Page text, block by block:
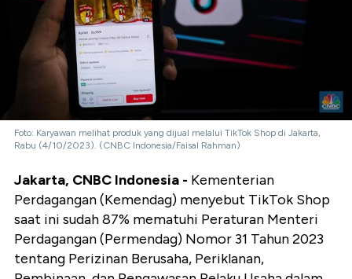
Foto: Karyawan melihat produk yang dijual melalui TikTok Shop di Jakarta,
Rabu (4/10/2023). (CNBC Indonesia/Faisal Rahman)
Jakarta, CNBC Indonesia - Kementerian
Perdagangan (Kemendag) menyebut TikTok Shop
saat ini sudah 87% mematuhi Peraturan Menteri
Perdagangan (Permendag) Nomor 31 Tahun 2023
tentang Perizinan Berusaha, Periklanan,